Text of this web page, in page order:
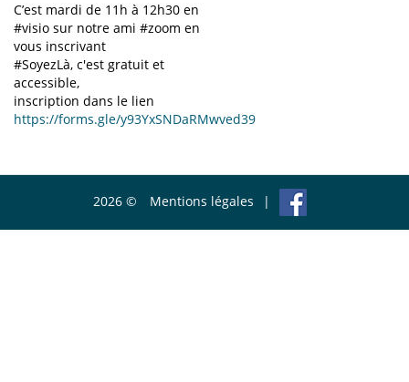
C’est mardi de 11h à 12h30 en
#visio sur notre ami #zoom en
vous inscrivant
#SoyezLà, c'est gratuit et
accessible,
inscription dans le lien
https://forms.gle/y93YxSNDaRMwved39
2026 © Mentions légales |